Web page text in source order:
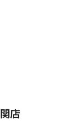
店